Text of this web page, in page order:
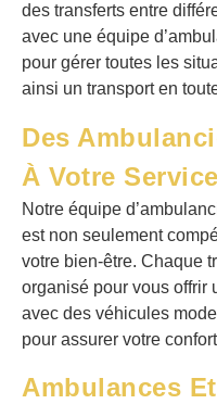
des transferts entre
avec une équipe
pour gérer toutes les
ainsi un transport en
Des
À Votre Service
Notre équipe
est non seulement
votre bien-être. Chaque
organisé pour vous offrir
avec des véhicules
pour assurer votre
Ambulances